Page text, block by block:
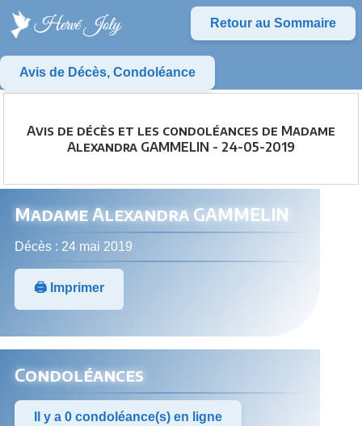
Retour au Sommaire
Avis de Décès, Condoléance
Avis de décès et les condoléances de Madame
Alexandra GAMMELIN - 24-05-2019
Madame Alexandra GAMMELIN
Décès : 24 mai 2019
🖨️ Imprimer
Condoléances
Il y a 0 condoléance(s) en ligne